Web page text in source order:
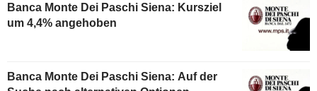
Banca Monte Dei Paschi Siena: Kursziel
um 4,4% angehoben
Banca Monte Dei Paschi Siena: Auf der